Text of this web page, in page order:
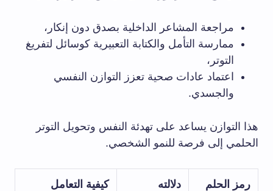
مراجعة المشاعر الداخلية بصدق دون إنكار،
ممارسة التأمل والكتابة التعبيرية كوسائل لتفريغ
التوتر،
اعتماد عادات صحية تعزز التوازن النفسي
والجسدي.
هذا التوازن يساعد على تهدئة النفس وتحويل التوتر
الحلمي إلى فرصة للنمو الشخصي.
رمز الحلم دلالته كيفية التعامل